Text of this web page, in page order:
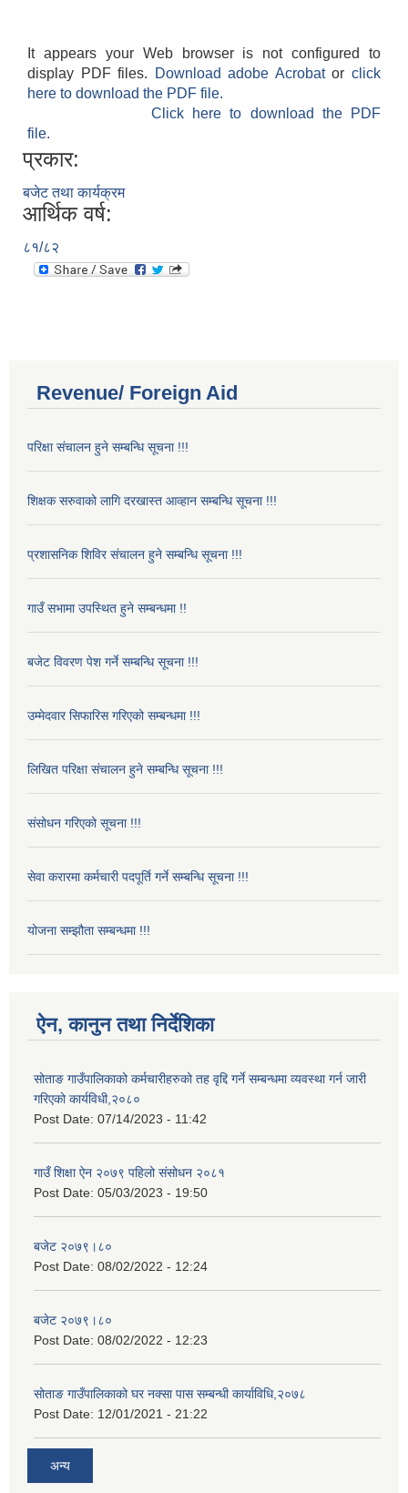
It appears your Web browser is not configured to
display PDF files.
Download adobe Acrobatorclick
here to download the PDF file.
Click here to download the PDF
file.
प्रकार:
बजेट तथा कार्यक्रम
आर्थिक वर्ष:
८१/८२
Revenue/ Foreign Aid
परिक्षा संचालन हुने सम्बन्धि सूचना !!!
शिक्षक सरुवाको लागि दरखास्त आव्हान सम्बन्धि सूचना !!!
प्रशासनिक शिविर संचालन हुने सम्बन्धि सूचना !!!
गाउँ सभामा उपस्थित हुने सम्बन्धमा !!
बजेट विवरण पेश गर्ने सम्बन्धि सूचना !!!
उम्मेदवार सिफारिस गरिएको सम्बन्धमा !!!
लिखित परिक्षा संचालन हुने सम्बन्धि सूचना !!!
संसोधन गरिएको सूचना !!!
सेवा करारमा कर्मचारी पदपूर्ति गर्ने सम्बन्धि सूचना !!!
योजना सम्झौता सम्बन्धमा !!!
ऐन, कानुन तथा निर्देशिका
सोताङ गाउँपालिकाको कर्मचारीहरुको तह वृद्दि गर्ने सम्बन्धमा व्यवस्था गर्न जारी
गरिएको कार्यविधी,२०८०
Post Date: 07/14/2023 - 11:42
गाउँ शिक्षा ऐन २०७९ पहिलो संसोधन २०८१
Post Date: 05/03/2023 - 19:50
बजेट २०७९।८०
Post Date: 08/02/2022 - 12:24
बजेट २०७९।८०
Post Date: 08/02/2022 - 12:23
सोताङ गाउँपालिकाको घर नक्सा पास सम्बन्धी कार्याविधि,२०७८
Post Date: 12/01/2021 - 21:22
अन्य